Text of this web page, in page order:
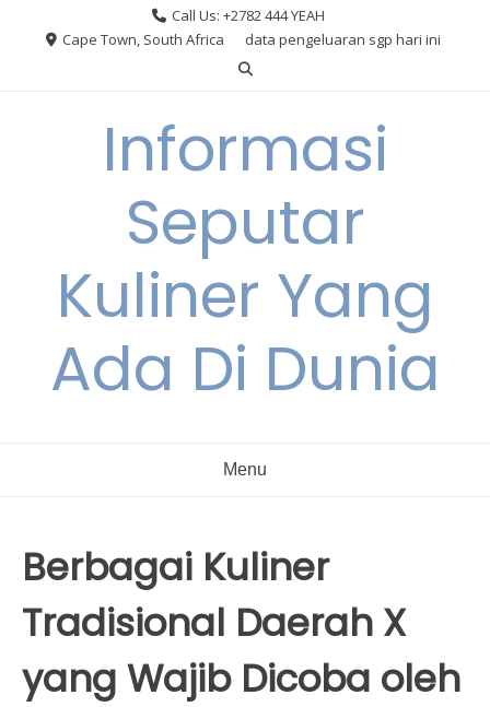
Call Us: +2782 444 YEAH
Cape Town, South Africa
data pengeluaran sgp hari ini
Informasi
Seputar
Kuliner Yang
Ada Di Dunia
Menu
Berbagai Kuliner
Tradisional Daerah X
yang Wajib Dicoba oleh